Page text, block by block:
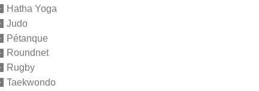
Hatha Yoga
Judo
Pétanque
Roundnet
Rugby
Taekwondo